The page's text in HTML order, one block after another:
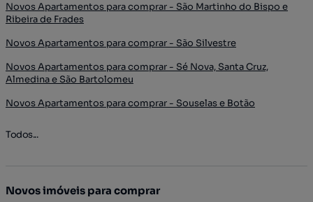
Novos Apartamentos para comprar - São Martinho do Bispo e
Ribeira de Frades
Novos Apartamentos para comprar - São Silvestre
Novos Apartamentos para comprar - Sé Nova, Santa Cruz,
Almedina e São Bartolomeu
Novos Apartamentos para comprar - Souselas e Botão
Todos...
Novos imóveis para comprar